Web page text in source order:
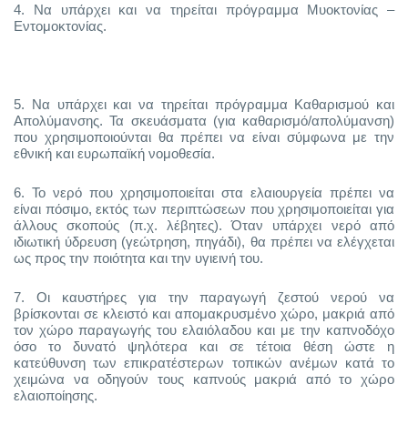
4.
Να υπάρχει και να τηρείται πρόγραμμα Μυοκτονίας –
Εντομοκτονίας.
5. Να υπάρχει και να τηρείται πρόγραμμα Καθαρισμού και
Απολύμανσης. Τα σκευάσματα (για καθαρισμό/απολύμανση)
που χρησιμοποιούνται θα πρέπει να είναι σύμφωνα με την
εθνική και ευρωπαϊκή νομοθεσία.
6. Το νερό που χρησιμοποιείται στα ελαιουργεία πρέπει να
είναι πόσιμο, εκτός των περιπτώσεων που χρησιμοποιείται για
άλλους σκοπούς (π.χ. λέβητες). Όταν υπάρχει νερό από
ιδιωτική ύδρευση (γεώτρηση, πηγάδι), θα πρέπει να ελέγχεται
ως προς την ποιότητα και την υγιεινή του.
7.
Οι καυστήρες για την παραγωγή ζεστού νερού να
βρίσκονται σε κλειστό και απομακρυσμένο χώρο, μακριά από
τον χώρο παραγωγής του ελαιόλαδου και με την καπνοδόχο
όσο το δυνατό ψηλότερα και σε τέτοια θέση ώστε η
κατεύθυνση των επικρατέστερων τοπικών ανέμων κατά το
χειμώνα να οδηγούν τους καπνούς μακριά από το χώρο
ελαιοποίησης.